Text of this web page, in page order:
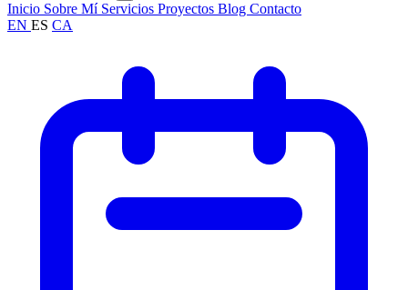
Inicio Sobre Mí Servicios Proyectos Blog Contacto
EN ES CA